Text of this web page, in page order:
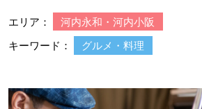
エリア： 河内永和・河内小阪
キーワード： グルメ・料理